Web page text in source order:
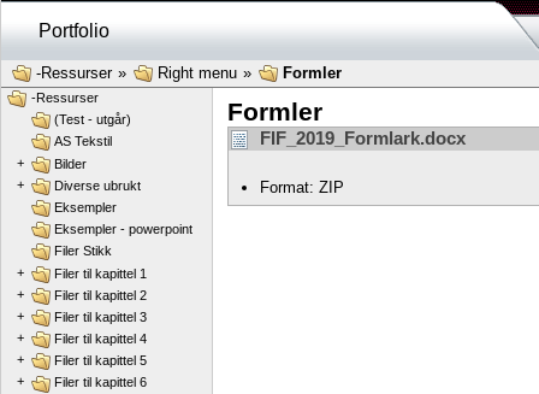
Portfolio
-Ressurser» Right menu » Formler
Formler
FIF_2019_Formlark.docx
Format: ZIP
-Ressurser
(Test - utgår)
AS Tekstil
+
Bilder
+
Diverse ubrukt
Eksempler
Eksempler - powerpoint
Filer Stikk
+
Filer til kapittel 1
+
Filer til kapittel 2
+
Filer til kapittel 3
+
Filer til kapittel 4
+
Filer til kapittel 5
+
Filer til kapittel 6